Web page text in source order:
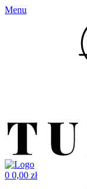
Menu
0 0,00 zł